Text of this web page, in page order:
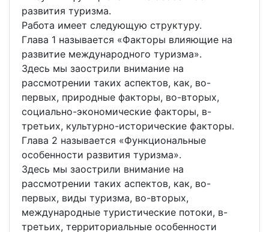
развития туризма.
Работа имеет следующую структуру.
Глава 1 называется «Факторы влияющие на
развитие международного туризма».
Здесь мы заострили внимание на
рассмотрении таких аспектов, как, во-
первых, природные факторы, во-вторых,
социально-экономические факторы, в-
третьих, культурно-исторические факторы.
Глава 2 называется «Функциональные
особенности развития туризма».
Здесь мы заострили внимание на
рассмотрении таких аспектов, как, во-
первых, виды туризма, во-вторых,
международные туристические потоки, в-
третьих, территориальные особенности